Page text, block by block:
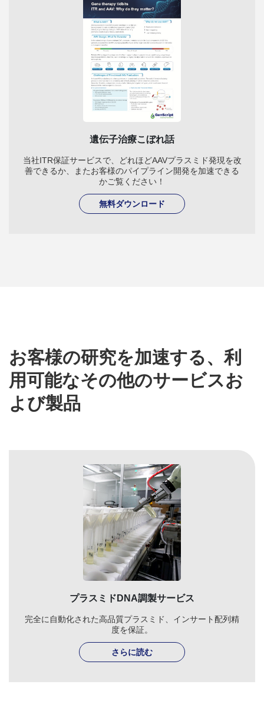
遺伝子治療こぼれ話
当社ITR保証サービスで、どれほどAAVプラスミド発現を改
善できるか、またお客様のパイプライン開発を加速できる
かご覧ください！
無料ダウンロード
お客様の研究を加速する、利
用可能なその他のサービスお
よび製品
プラスミドDNA調製サービス
完全に自動化された高品質プラスミド、インサート配列精
度を保証。
さらに読む